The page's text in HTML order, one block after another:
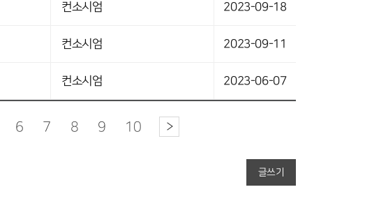
컨소시엄 2023-09-18
컨소시엄 2023-09-11
컨소시엄 2023-06-07
6 7 8 9 10
글쓰기